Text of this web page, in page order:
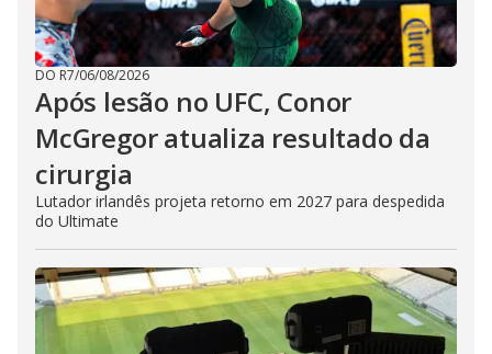
DO R7/06/08/2026
Após lesão no UFC, Conor
McGregor atualiza resultado da
cirurgia
Lutador irlandês projeta retorno em 2027 para despedida
do Ultimate